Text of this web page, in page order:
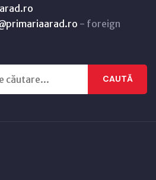
- foreign
CAUTĂ